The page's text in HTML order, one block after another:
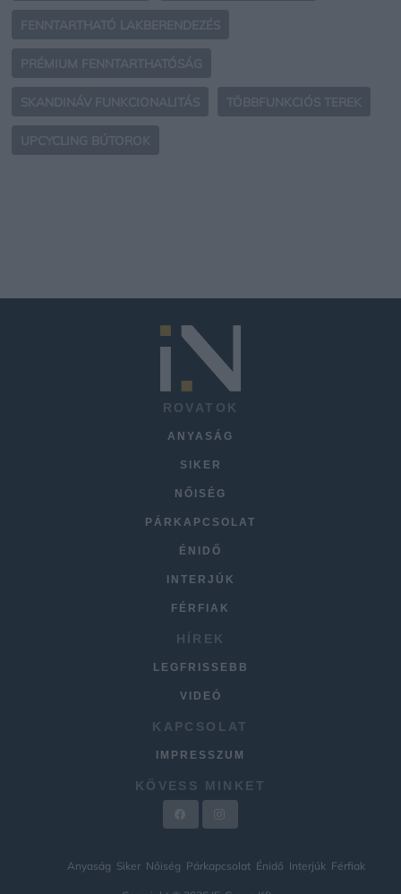
FENNTARTHATÓ LAKBERENDEZÉS
PRÉMIUM FENNTARTHATÓSÁG
SKANDINÁV FUNKCIONALITÁS TÖBBFUNKCIÓS TEREK
UPCYCLING BÚTOROK
ROVATOK
ANYASÁG
SIKER
NŐISÉG
PÁRKAPCSOLAT
ÉNIDŐ
INTERJÚK
FÉRFIAK
HÍREK
LEGFRISSEBB
VIDEÓ
KAPCSOLAT
IMPRESSZUM
KÖVESS MINKET
Anyaság Siker Nőiség Párkapcsolat Énidő Interjúk Férfiak